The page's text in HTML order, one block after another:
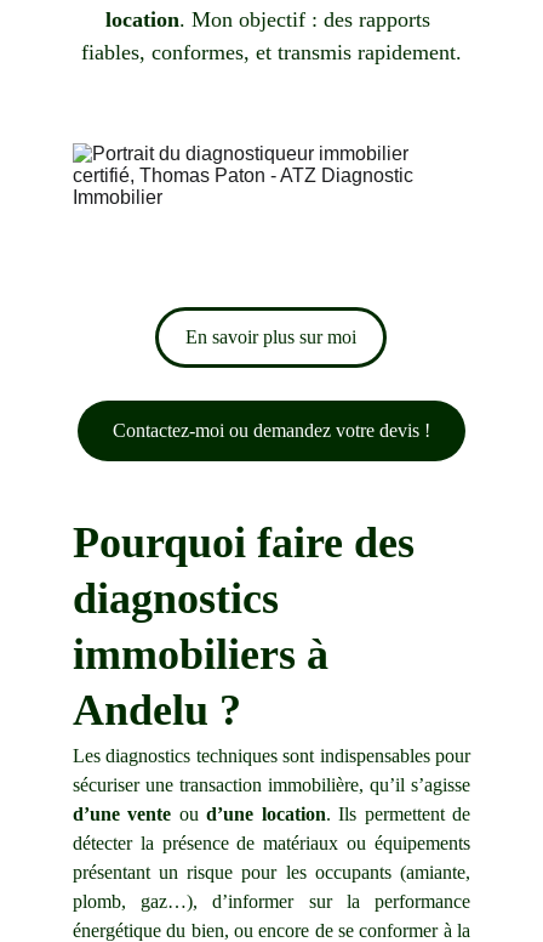
location. Mon objectif : des rapports
fiables, conformes, et transmis rapidement.
Pourquoi faire des
diagnostics
immobiliers à
Andelu ?
Les diagnostics techniques sont indispensables pour
sécuriser une transaction immobilière, qu’il s’agisse
d’une vente oud’une location. Ils permettent de
détecter la présence de matériaux ou équipements
présentant un risque pour les occupants (amiante,
plomb, gaz…), d’informer sur la performance
énergétique du bien, ou encore de se conformer à la
En savoir plus sur moi
Contactez-moi ou demandez votre devis !